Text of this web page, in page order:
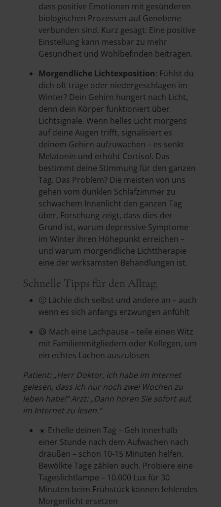
dass positive Emotionen mit gesünderen
biologischen Prozessen auf Genebene
verbunden sind. Kurz gesagt: Eine positive
Einstellung kann messbar zu mehr
Gesundheit und Wohlbefinden beitragen.
Morgendliche Lichtexposition: Fühlst du
dich oft träge oder niedergeschlagen im
Winter? Dein Gehirn hungert nach Licht,
denn dein Körper funktioniert über
Lichtsignale. Wenn helles Licht morgens
auf deine Augen trifft, signalisiert es
deinem Gehirn aufzuwachen – es senkt
Melatonin und erhöht Cortisol. Das
bestimmt deine Stimmung für den ganzen
Tag. Das Problem? Die meisten von uns
gehen vom dunklen Schlafzimmer zu
schwachem Innenlicht den ganzen Tag
über. Forschung zeigt, dass dies der
Grund ist, warum depressive Symptome
im Winter ihren Höhepunkt erreichen –
und warum morgendliche Lichttherapie
eine der wirksamsten Behandlungen ist.
Schnelle Tipps für den Alltag:
🙂 Lächle dich selbst und andere an – auch
wenn es sich anfangs erzwungen anfühlt
😃 Mach eine Lachpause – teile einen Witz
mit Familienmitgliedern oder Kollegen, um
ein echtes Lachen auszulösen
Patient: „Herr Doktor, ich habe im Internet
gelesen, dass ich nur noch zwei Wochen zu
leben habe!“ Arzt: „Dann hören Sie sofort auf,
im Internet zu lesen.“
☀️ Erhelle deinen Tag – Geh innerhalb
einer Stunde nach dem Aufwachen nach
draußen – schon 10-15 Minuten helfen.
Bewölkte Tage zählen auch. Probiere eine
Tageslichtlampe – 10.000 Lux für 30
Minuten beim Frühstück können fehlendes
Morgenlicht ersetzen